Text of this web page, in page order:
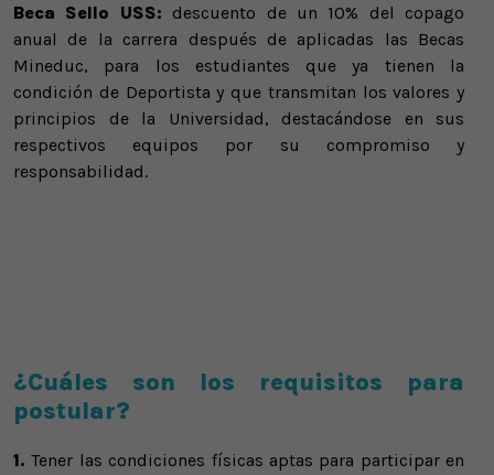
Beca Sello USS: descuento de un 10% del copago
anual de la carrera después de aplicadas las Becas
Mineduc, para los estudiantes que ya tienen la
condición de Deportista y que transmitan los valores y
principios de la Universidad, destacándose en sus
respectivos equipos por su compromiso y
responsabilidad.
¿Cuáles son los requisitos para
postular?
1.Tener las condiciones físicas aptas para participar en